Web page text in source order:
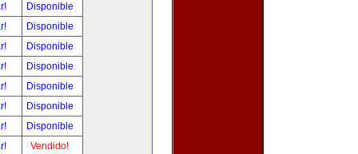
Disponible
Disponible
Disponible
Disponible
Disponible
Disponible
Disponible
Vendido!